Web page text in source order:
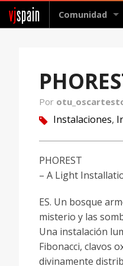
vjspain Comunidad
Por
tag Instalaciones,
PHOREST
– A Light
ES. Un bosque
misterio y las
Una instalación
Fibonacci, clavos
divinamente